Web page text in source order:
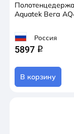
Aquatek Вега
Россия
5897 q
В корзину